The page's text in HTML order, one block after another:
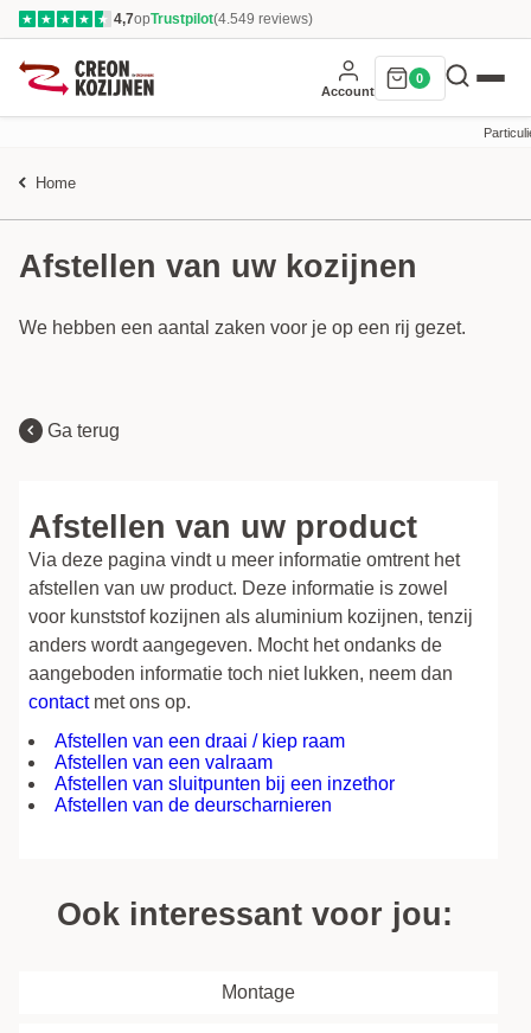
★ ★ ★ ★ ★ 4,7opTrustpilot(4.549 reviews)
Account
0
Home
Afstellen van uw kozijnen
We hebben een aantal zaken voor je op een rij gezet.
Ga terug
Afstellen van uw product
Via deze pagina vindt u meer informatie omtrent het
afstellen van uw product. Deze informatie is zowel
voor kunststof kozijnen als aluminium kozijnen, tenzij
anders wordt aangegeven. Mocht het ondanks de
aangeboden informatie toch niet lukken, neem dan
contactmet ons op.
Afstellen van een draai / kiep raam
Afstellen van een valraam
Afstellen van sluitpunten bij een inzethor
Afstellen van de deurscharnieren
Ook interessant voor jou:
Montage